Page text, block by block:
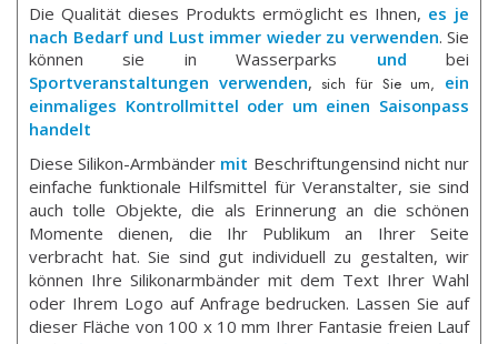
Die Qualität dieses Produkts ermöglicht es Ihnen, es je
nach Bedarf und Lust immer wieder zu verwenden. Sie
können sie in Wasserparks und bei
Sportveranstaltungen verwenden,sich für Sie um, ein
einmaliges Kontrollmittel oder um einen Saisonpass
handelt
Diese Silikon-Armbänder mit Beschriftungensind nicht nur
einfache funktionale Hilfsmittel für Veranstalter, sie sind
auch tolle Objekte, die als Erinnerung an die schönen
Momente dienen, die Ihr Publikum an Ihrer Seite
verbracht hat. Sie sind gut individuell zu gestalten, wir
können Ihre Silikonarmbänder mit dem Text Ihrer Wahl
oder Ihrem Logo auf Anfrage bedrucken. Lassen Sie auf
dieser Fläche von 100 x 10 mm Ihrer Fantasie freien Lauf